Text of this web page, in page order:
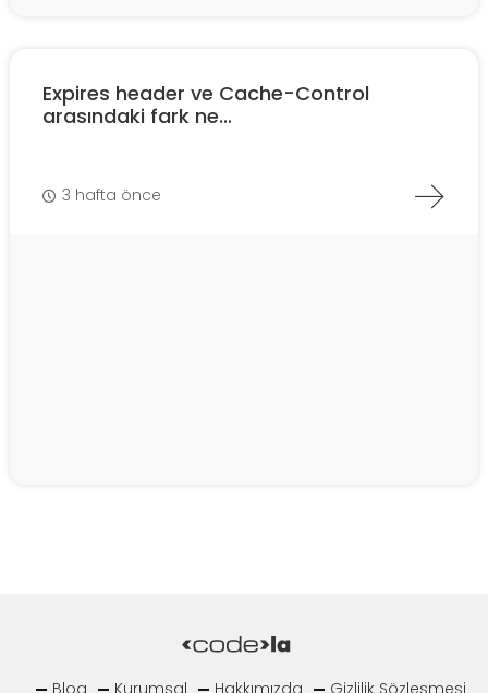
Expires header ve Cache-Control
arasındaki fark ne...
3 hafta önce